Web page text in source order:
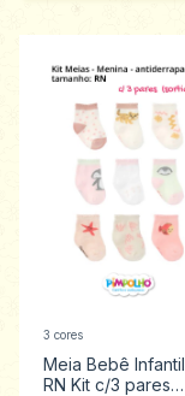
Meia Bebê Infantil
RN Kit c/3 pares
3 cores